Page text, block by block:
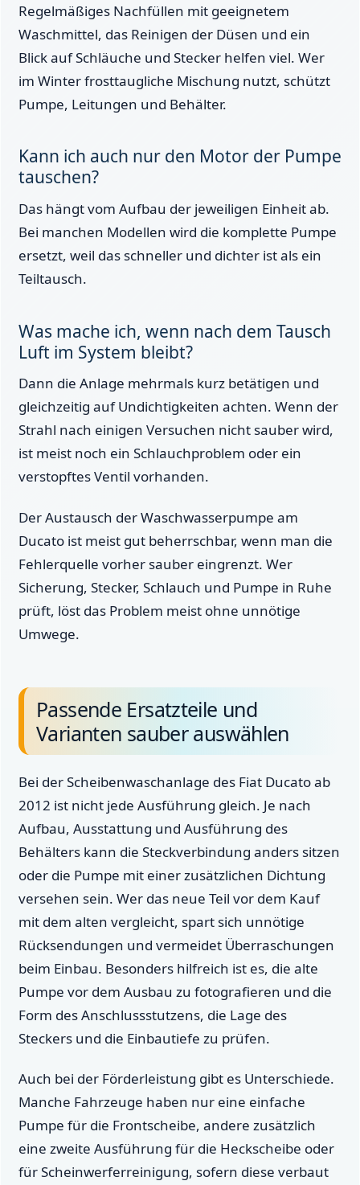
Regelmäßiges Nachfüllen mit geeignetem
Waschmittel, das Reinigen der Düsen und ein
Blick auf Schläuche und Stecker helfen viel. Wer
im Winter frosttaugliche Mischung nutzt, schützt
Pumpe, Leitungen und Behälter.
Kann ich auch nur den Motor der Pumpe
tauschen?
Das hängt vom Aufbau der jeweiligen Einheit ab.
Bei manchen Modellen wird die komplette Pumpe
ersetzt, weil das schneller und dichter ist als ein
Teiltausch.
Was mache ich, wenn nach dem Tausch
Luft im System bleibt?
Dann die Anlage mehrmals kurz betätigen und
gleichzeitig auf Undichtigkeiten achten. Wenn der
Strahl nach einigen Versuchen nicht sauber wird,
ist meist noch ein Schlauchproblem oder ein
verstopftes Ventil vorhanden.
Der Austausch der Waschwasserpumpe am
Ducato ist meist gut beherrschbar, wenn man die
Fehlerquelle vorher sauber eingrenzt. Wer
Sicherung, Stecker, Schlauch und Pumpe in Ruhe
prüft, löst das Problem meist ohne unnötige
Umwege.
Passende Ersatzteile und
Varianten sauber auswählen
Bei der Scheibenwaschanlage des Fiat Ducato ab
2012 ist nicht jede Ausführung gleich. Je nach
Aufbau, Ausstattung und Ausführung des
Behälters kann die Steckverbindung anders sitzen
oder die Pumpe mit einer zusätzlichen Dichtung
versehen sein. Wer das neue Teil vor dem Kauf
mit dem alten vergleicht, spart sich unnötige
Rücksendungen und vermeidet Überraschungen
beim Einbau. Besonders hilfreich ist es, die alte
Pumpe vor dem Ausbau zu fotografieren und die
Form des Anschlussstutzens, die Lage des
Steckers und die Einbautiefe zu prüfen.
Auch bei der Förderleistung gibt es Unterschiede.
Manche Fahrzeuge haben nur eine einfache
Pumpe für die Frontscheibe, andere zusätzlich
eine zweite Ausführung für die Heckscheibe oder
für Scheinwerferreinigung, sofern diese verbaut